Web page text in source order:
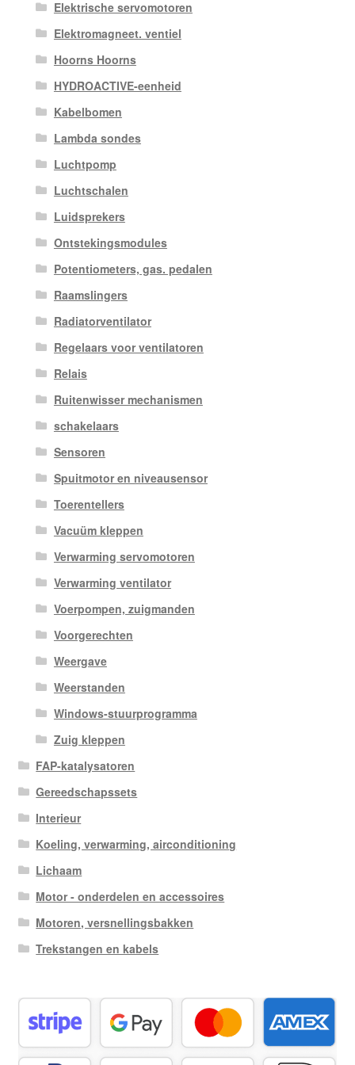
Elektrische servomotoren
Elektromagneet. ventiel
Hoorns Hoorns
HYDROACTIVE-eenheid
Kabelbomen
Lambda sondes
Luchtpomp
Luchtschalen
Luidsprekers
Ontstekingsmodules
Potentiometers, gas. pedalen
Raamslingers
Radiatorventilator
Regelaars voor ventilatoren
Relais
Ruitenwisser mechanismen
schakelaars
Sensoren
Spuitmotor en niveausensor
Toerentellers
Vacuüm kleppen
Verwarming servomotoren
Verwarming ventilator
Voerpompen, zuigmanden
Voorgerechten
Weergave
Weerstanden
Windows-stuurprogramma
Zuig kleppen
FAP-katalysatoren
Gereedschapssets
Interieur
Koeling, verwarming, airconditioning
Lichaam
Motor - onderdelen en accessoires
Motoren, versnellingsbakken
Trekstangen en kabels